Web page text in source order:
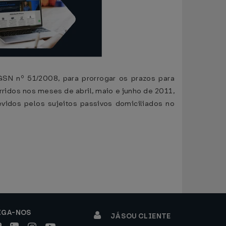
nº 51/2008, para prorrogar os prazos para
nos meses de abril, maio e junho de 2011,
pelos sujeitos passivos domiciliados no
NOS JÁ SOU CLIENTE